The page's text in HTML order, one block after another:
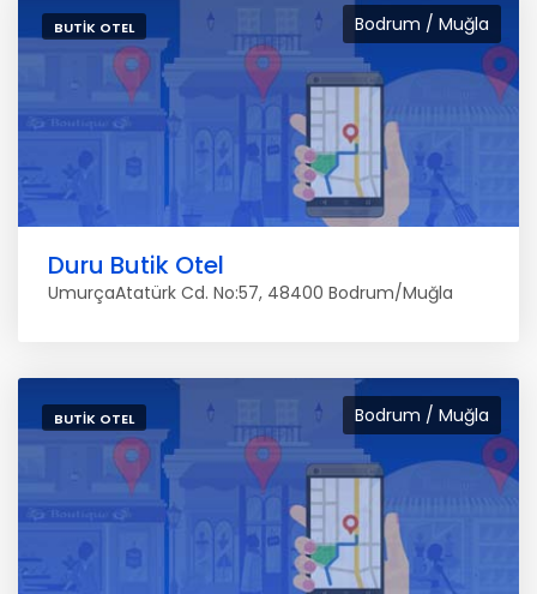
Bodrum / Muğla
BUTIK OTEL
Duru Butik Otel
UmurçaAtatürk Cd. No:57, 48400 Bodrum/Muğla
Bodrum / Muğla
BUTIK OTEL